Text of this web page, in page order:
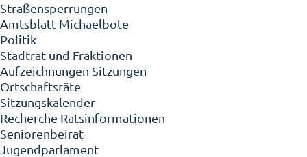
Straßensperrungen
Amtsblatt Michaelbote
Politik
Stadtrat und Fraktionen
Aufzeichnungen Sitzungen
Ortschaftsräte
Sitzungskalender
Recherche Ratsinformationen
Seniorenbeirat
Jugendparlament